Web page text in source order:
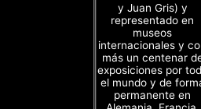
y Juan Gris) y
representado en
museos
internacionales y
más un centenar
exposiciones por
el mundo y de
permanente en